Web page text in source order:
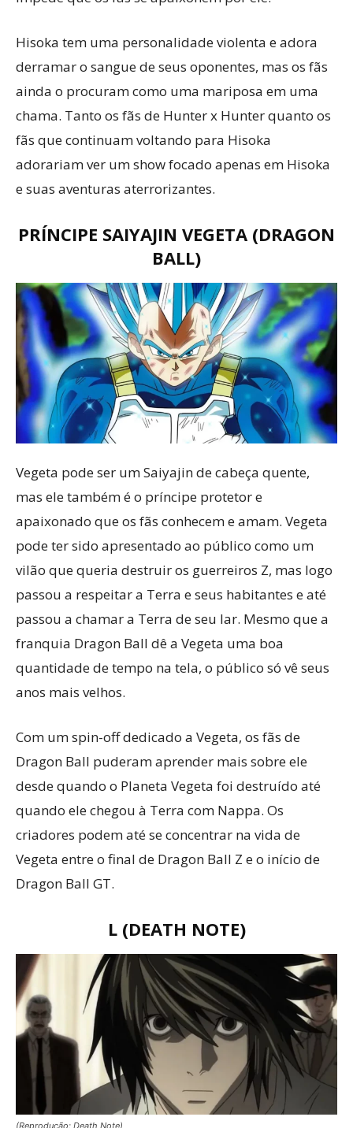
Hisoka tem uma personalidade violenta e adora
derramar o sangue de seus oponentes, mas os fãs
ainda o procuram como uma mariposa em uma
chama. Tanto os fãs de Hunter x Hunter quanto os
fãs que continuam voltando para Hisoka
adorariam ver um show focado apenas em Hisoka
e suas aventuras aterrorizantes.
PRÍNCIPE SAIYAJIN VEGETA (DRAGON
BALL)
Vegeta pode ser um Saiyajin de cabeça quente,
mas ele também é o príncipe protetor e
apaixonado que os fãs conhecem e amam. Vegeta
pode ter sido apresentado ao público como um
vilão que queria destruir os guerreiros Z, mas logo
passou a respeitar a Terra e seus habitantes e até
passou a chamar a Terra de seu lar. Mesmo que a
franquia Dragon Ball dê a Vegeta uma boa
quantidade de tempo na tela, o público só vê seus
anos mais velhos.
Com um spin-off dedicado a Vegeta, os fãs de
Dragon Ball puderam aprender mais sobre ele
desde quando o Planeta Vegeta foi destruído até
quando ele chegou à Terra com Nappa. Os
criadores podem até se concentrar na vida de
Vegeta entre o final de Dragon Ball Z e o início de
Dragon Ball GT.
L (DEATH NOTE)